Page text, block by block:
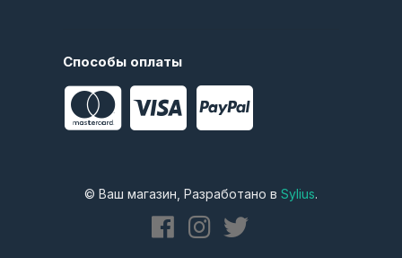
Способы оплаты
© Ваш магазин, Разработано в Sylius.